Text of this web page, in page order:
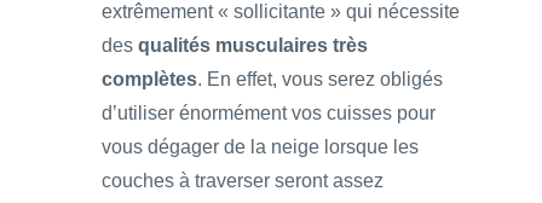
extrêmement « sollicitante » qui nécessite
des qualités musculaires très
complètes. En effet, vous serez obligés
d’utiliser énormément vos cuisses pour
vous dégager de la neige lorsque les
couches à traverser seront assez